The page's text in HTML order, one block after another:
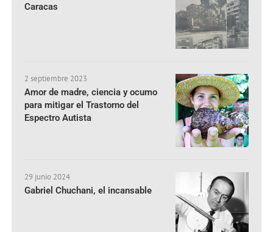
Caracas
2 septiembre 2023
Amor de madre, ciencia y ocumo
para mitigar el Trastorno del
Espectro Autista
29 junio 2024
Gabriel Chuchani, el incansable